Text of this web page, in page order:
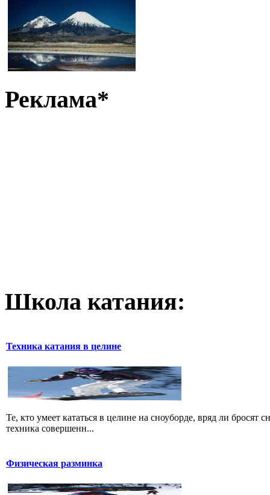
Реклама*
Школа катания:
Техника катания в целине
Те, кто умеет кататься в целине на сноуборде, вряд ли
техника совершенн...
Физическая разминка